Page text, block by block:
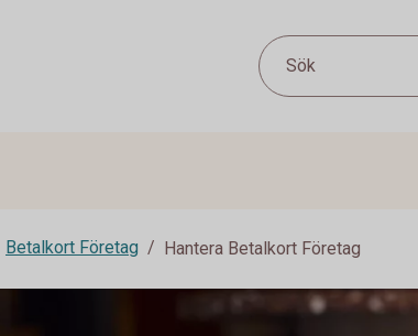
Sök
Betalkort Företag Hantera Betalkort Företag